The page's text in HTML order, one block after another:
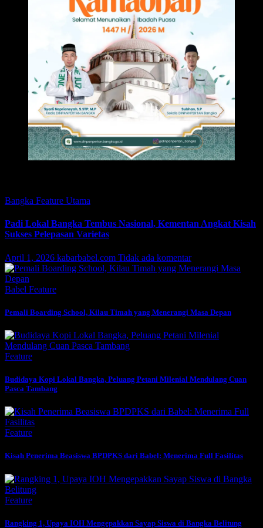
Bangka Feature Utama
Padi Lokal Bangka Tembus Nasional, Kementan Angkat Kisah
Sukses Pelepasan Varietas
April 1, 2026 kabarbabel.com Tidak ada komentar
Babel Feature
Pemali Boarding School, Kilau Timah yang Menerangi Masa Depan
Feature
Budidaya Kopi Lokal Bangka, Peluang Petani Milenial Mendulang Cuan
Pasca Tambang
Feature
Kisah Penerima Beasiswa BPDPKS dari Babel: Menerima Full Fasilitas
Feature
Rangking 1, Upaya IOH Mengepakkan Sayap Siswa di Bangka Belitung